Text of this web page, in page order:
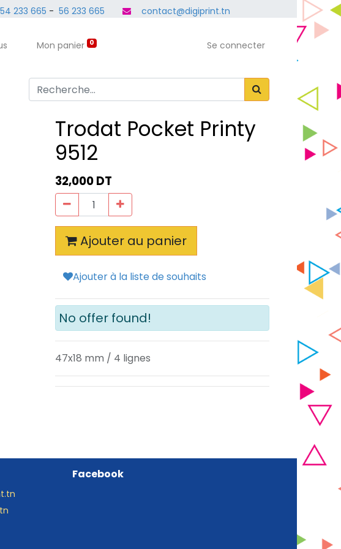
233 665 - 56 233 665 contact@digiprint.tn
Mon panier 0 Se connecter
Trodat Pocket Printy
9512
32,000DT
Ajouter au panier
Ajouter à la liste de souhaits
No offer found!
47x18 mm / 4 lignes
Facebook